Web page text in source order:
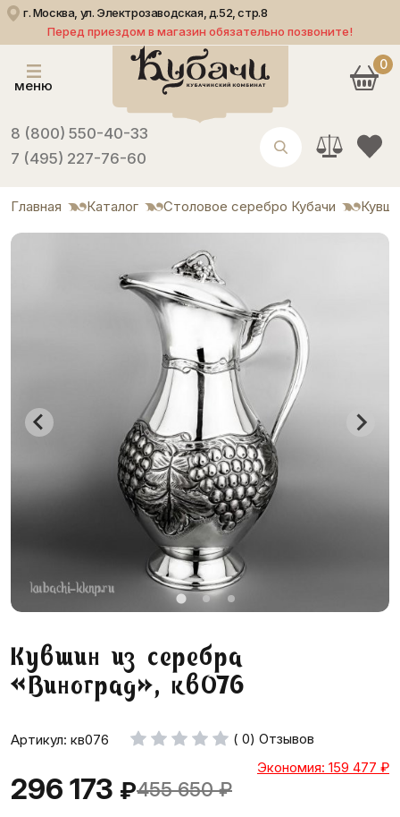
г. Москва, ул. Электрозаводская, д.52, стр.8
Перед приездом в магазин обязательно позвоните!
меню
8 (800) 550-40-33
7 (495) 227-76-60
0
Главная Каталог Столовое серебро Кубачи
Кувшин из серебра
«Виноград», кв076
Артикул: кв076 ( 0) Отзывов
296 173 ₽455 650 ₽
Экономия: 159 477 ₽